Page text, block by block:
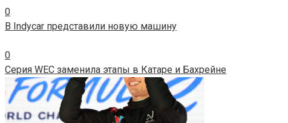
0
В Indycar представили новую машину
0
Серия WEC заменила этапы в Катаре и Бахрейне